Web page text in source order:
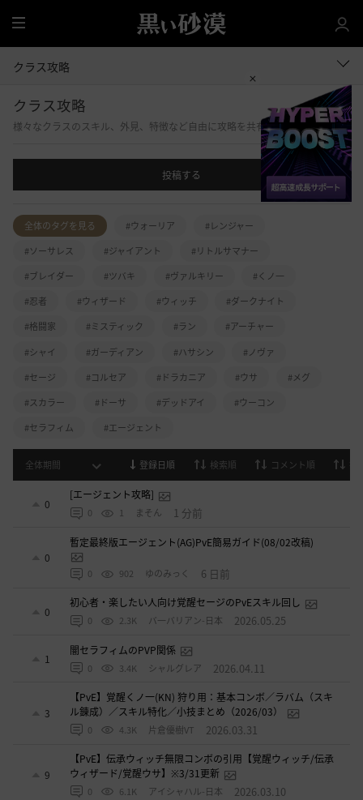
全
体
クラス攻略
クラス攻略
様々なクラスのスキル、外見、特徴など自由に攻略を共有する掲示板です。
投稿する
全体のタグを見る #ウォーリア
#レンジャー
#ソーサレス
#ジャイアント
#リトルサマナー
#ブレイダー
#ツバキ #ヴァルキリー
#くノ一
#忍者
#ウィザード #ウィッチ
#ダークナイト
#格闘家
#ミスティック #ラン
#アーチャー
#シャイ
#ガーディアン #ハサシン
#ノヴァ
#セージ
#コルセア #ドラカニア #ウサ
#メグ
#スカラー
#ドーサ #デッドアイ
#ウーコン
#セラフィム
#エージェント
登録日順 検索順 コメント順
全体期間
0
[エージェント攻略]
0 1 まそん 1 分前
0
暫定最終版エージェント(AG)PvE簡易ガイド(08/02改稿)
0 902 ゆのみっく 6 日前
0
初心者・楽したい人向け覚醒セージのPvEスキル回し
0 2.3K バ一バリアン-日本 2026.05.25
1
闇セラフィムのPVP関係
0 3.4K シャルグレア 2026.04.11
3
【PvE】覚醒くノ一(KN) 狩り用：基本コンボ／ラバム（スキ
ル錬成）／スキル特化／小技まとめ（2026/03）
0 4.3K 片倉優樹VT 2026.03.31
9
【PvE】伝承ウィッチ無限コンボの引用【覚醒ウィッチ/伝承
ウィザード/覚醒ウサ】※3/31更新
0 6.1K アイシャハル-日本 2026.03.10